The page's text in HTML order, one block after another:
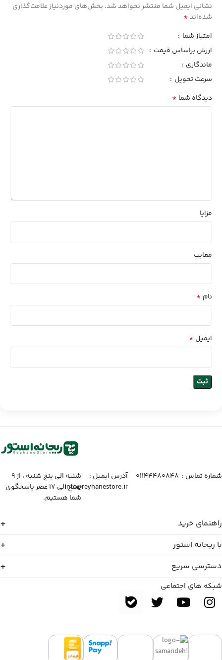
نشانی ایمیل شما منتشر نخواهد شد. بخش‌های موردنیاز علامت‌گذاری
شده‌اند*
امتیاز شما
ارزش براساس قیمت
ماندگاری
سرعت تحویل
دیدگاه شما *
مزایا
معایب
نام *
ایمیل *
شماره تماس :‌ ۰۱۱۴۴۴۸۰۸۴۸
آدرس ایمیل :‌
info@reyhanestore.ir
شنبه الی پنج شنبه ، از ۹
صبح الی ۱۷ عصر پاسخگوی
شما هستیم.
راهنمای خرید
با ریحانه استور
دسترسی سریع
شبکه های اجتماعی